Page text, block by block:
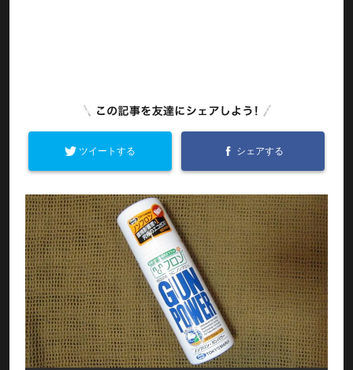
ツイートする シェアする